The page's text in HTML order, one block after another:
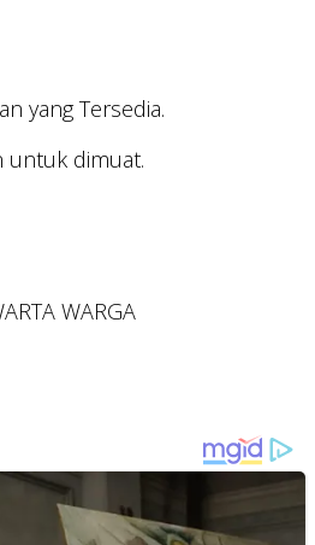
yang Tersedia.
untuk dimuat.
WARGA